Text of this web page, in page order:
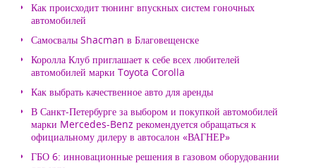
Как происходит тюнинг впускных систем гоночных
автомобилей
Самосвалы Shacman в Благовещенске
Королла Клуб приглашает к себе всех любителей
автомобилей марки Toyota Corolla
Как выбрать качественное авто для аренды
В Санкт-Петербурге за выбором и покупкой автомобилей
марки Mercedes-Benz рекомендуется обращаться к
официальному дилеру в автосалон «ВАГНЕР»
ГБО 6: инновационные решения в газовом оборудовании